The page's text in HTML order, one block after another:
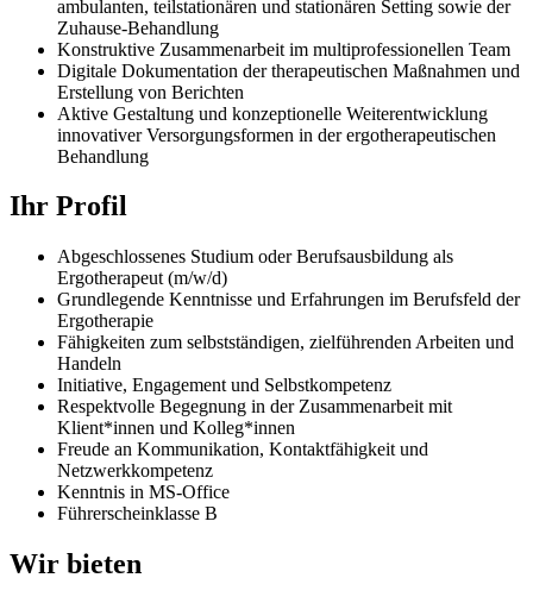
ambulanten, teilstationären und stationären Setting sowie der
Zuhause-Behandlung
Konstruktive Zusammenarbeit im multiprofessionellen Team
Digitale Dokumentation der therapeutischen Maßnahmen und
Erstellung von Berichten
Aktive Gestaltung und konzeptionelle Weiterentwicklung
innovativer Versorgungsformen in der ergotherapeutischen
Behandlung
Ihr Profil
Abgeschlossenes Studium oder Berufsausbildung als
Ergotherapeut (m/w/d)
Grundlegende Kenntnisse und Erfahrungen im Berufsfeld der
Ergotherapie
Fähigkeiten zum selbstständigen, zielführenden Arbeiten und
Handeln
Initiative, Engagement und Selbstkompetenz
Respektvolle Begegnung in der Zusammenarbeit mit
Klient*innen und Kolleg*innen
Freude an Kommunikation, Kontaktfähigkeit und
Netzwerkkompetenz
Kenntnis in MS-Office
Führerscheinklasse B
Wir bieten